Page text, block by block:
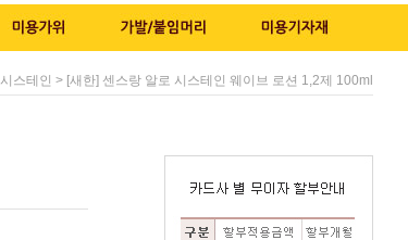
시스테인 > [새한] 센스랑 알로 시스테인 웨이브 로션 1,2제 100ml